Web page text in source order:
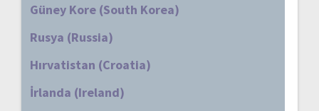
Güney Kore (South Korea)
Rusya (Russia)
Hırvatistan (Croatia)
İrlanda (Ireland)